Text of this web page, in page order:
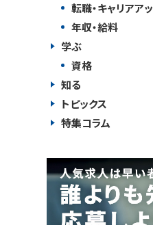
転職・キャリアア
年収・給料
学ぶ
資格
知る
トピックス
特集コラム